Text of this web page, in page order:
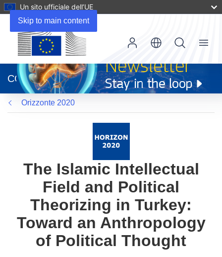
Skip to main content
Un sito ufficiale dell’UE
apre
in
una
nuova
finestra)
CORDIS
Menu
Orizzonte 2020
The Islamic Intellectual
Field and Political
Theorizing in Turkey:
Toward an Anthropology
of Political Thought